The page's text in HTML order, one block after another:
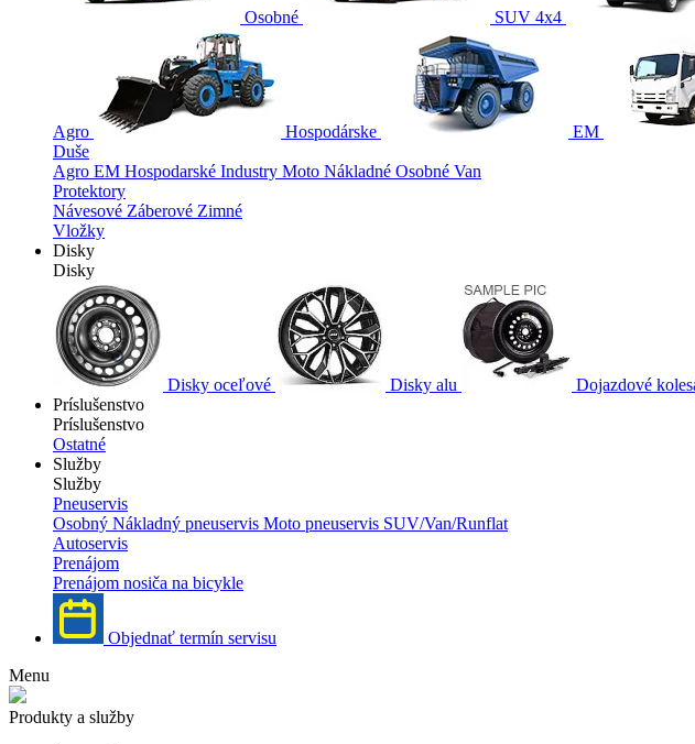
Osobné SUV 4x4
Agro Hospodárske EM
Duše
Agro EM Hospodarské Industry Moto Nákladné Osobné Van
Protektory
Návesové Záberové Zimné
Vložky
Disky
Disky
Disky oceľové Disky alu
Dojazdové
Príslušenstvo
Príslušenstvo
Ostatné
Služby
Služby
Pneuservis
Osobný Nákladný pneuservis Moto pneuservis SUV/Van/Runflat
Autoservis
Prenájom
Prenájom nosiča na bicykle
Objednať termín servisu
Menu
Produkty a služby